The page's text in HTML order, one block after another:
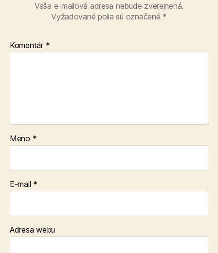
Vaša e-mailová adresa nebude zverejnená.
Vyžadované polia sú označené *
Komentár *
Meno *
E-mail *
Adresa webu